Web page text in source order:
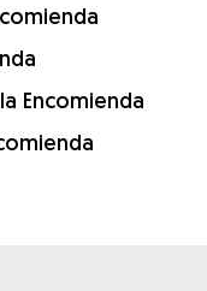
Encomienda